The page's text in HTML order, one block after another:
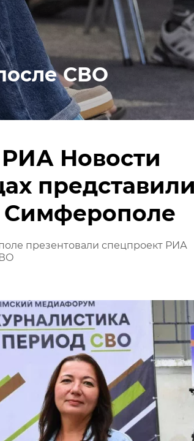
СВО
Новости
Симферополе
презентовали спецпроект РИА